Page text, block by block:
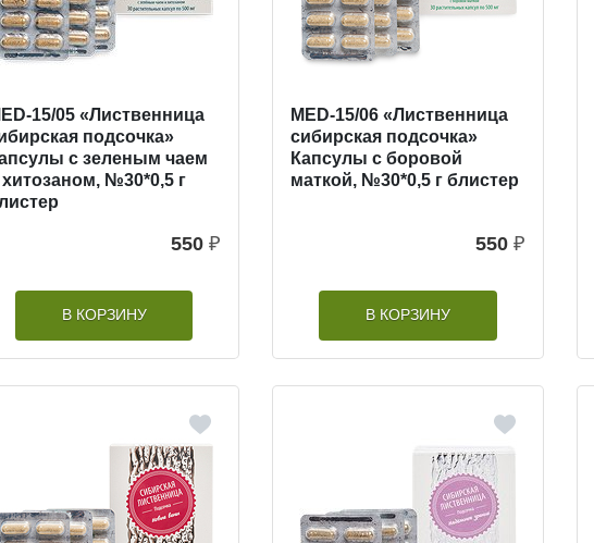
15/05 «Лиственница
подсочка»
с зеленым чаем
№30*0,5 г
550 ₽
В КОРЗИНУ
MED-15/06 «Лиственница
сибирская подсочка»
Капсулы с боровой
маткой, №30*0,5 г блистер
550 ₽
В КОРЗИНУ